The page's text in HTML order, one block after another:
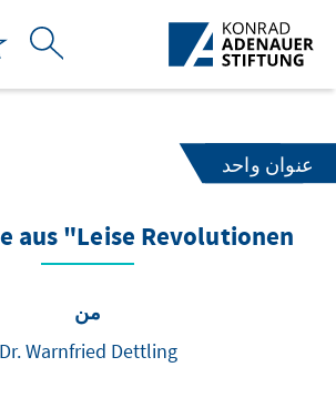
تخطي إلى المحتوى الرئيسي
عنوان واحد
aus "Leise Revolutionen"
من
Dr. Warnfried Dettling